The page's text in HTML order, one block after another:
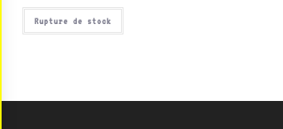
Rupture de stock